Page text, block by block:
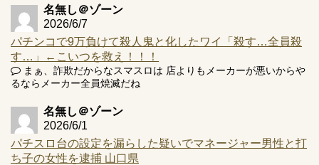
アズールレーン スロット評価はコイン持ちの悪い疑似ボ天
井の軽い絆？
名無し＠ゾーン
2026/6/7
パチンコで9万負けて殺人鬼と化したワイ「殺す…全員殺
す…」←こいつを救え！！！
まぁ、詐欺だからなスマスロは 店よりもメーカーが悪いからや
るならメーカー全員焼滅だね
名無し＠ゾーン
2026/6/1
パチスロ台の設定を漏らした疑いでマネージャー男性と打
ち子の女性を逮捕 山口県